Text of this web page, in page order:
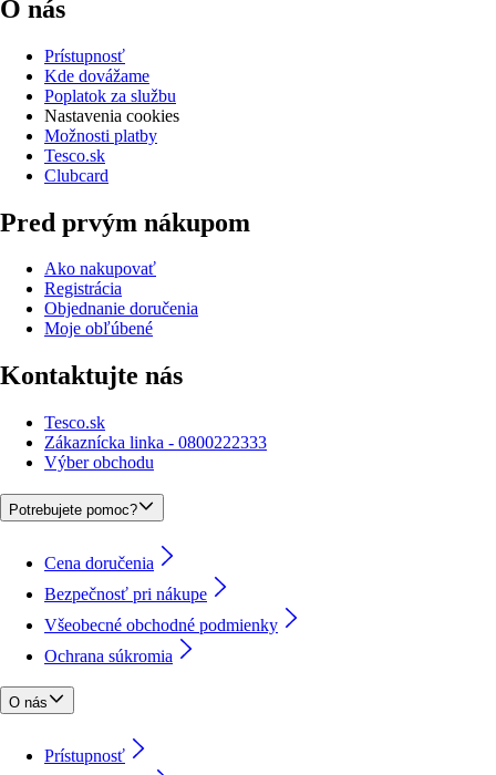
O nás
Prístupnosť
Kde dovážame
Poplatok za službu
Nastavenia cookies
Možnosti platby
Tesco.sk
Clubcard
Pred prvým nákupom
Ako nakupovať
Registrácia
Objednanie doručenia
Moje obľúbené
Kontaktujte nás
Tesco.sk
Zákaznícka linka - 0800222333
Výber obchodu
Potrebujete pomoc?
Cena doručenia
Bezpečnosť pri nákupe
Všeobecné obchodné podmienky
Ochrana súkromia
O nás
Prístupnosť